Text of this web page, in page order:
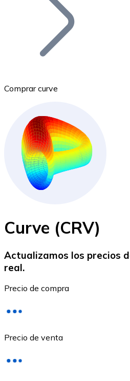
Bitcoin
BTC
Ethereum
ETH
Comprar curve
Curve (CRV)
Actualizamos los precios
real.
Precio de compra
Precio de venta